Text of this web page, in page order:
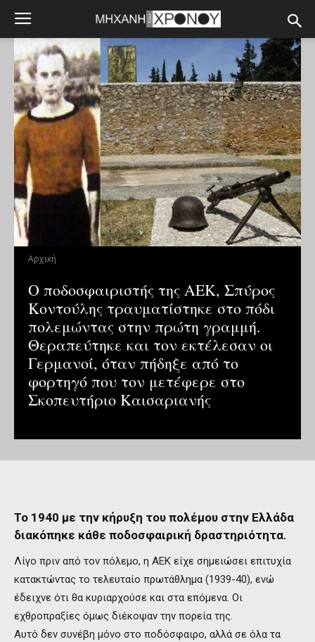
Αρχική
Ο ποδοσφαιριστής της ΑΕΚ, Σπύρος
Κοντούλης τραυματίστηκε στο πόδι
πολεμώντας στην πρώτη γραμμή.
Θεραπεύτηκε και τον εκτέλεσαν οι
Γερμανοί, όταν πήδηξε από το
φορτηγό που τον μετέφερε στο
Σκοπευτήριο Καισαριανής
Το 1940 με την κήρυξη του πολέμου στην Ελλάδα
διακόπηκε κάθε ποδοσφαιρική δραστηριότητα.
Λίγο πριν από τον πόλεμο, η ΑΕΚ είχε σημειώσει επιτυχία
κατακτώντας το τελευταίο πρωτάθλημα (1939-40), ενώ
έδειχνε ότι θα κυριαρχούσε και στα επόμενα. Οι
εχθροπραξίες όμως διέκοψαν την πορεία της.
Αυτό δεν συνέβη μόνο στο ποδόσφαιρο, αλλά σε όλα τα